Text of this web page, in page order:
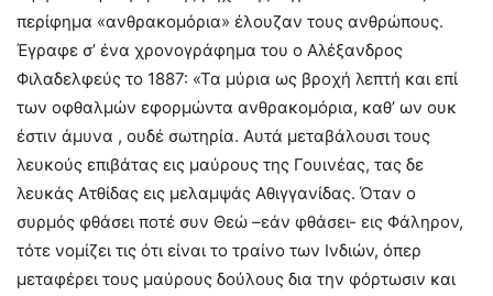
περίφημα «ανθρακομόρια» έλουζαν τους ανθρώπους.
Έγραφε σ’ ένα χρονογράφημα του ο Αλέξανδρος
Φιλαδελφεύς το 1887: «Τα μύρια ως βροχή λεπτή και επί
των οφθαλμών εφορμώντα ανθρακομόρια, καθ’ ων ουκ
έστιν άμυνα , ουδέ σωτηρία. Αυτά μεταβάλουσι τους
λευκούς επιβάτας εις μαύρους της Γουινέας, τας δε
λευκάς Ατθίδας εις μελαμψάς Αθιγγανίδας. Όταν ο
συρμός φθάσει ποτέ συν Θεώ –εάν φθάσει- εις Φάληρον,
τότε νομίζει τις ότι είναι το τραίνο των Ινδιών, όπερ
μεταφέρει τους μαύρους δούλους δια την φόρτωσιν και